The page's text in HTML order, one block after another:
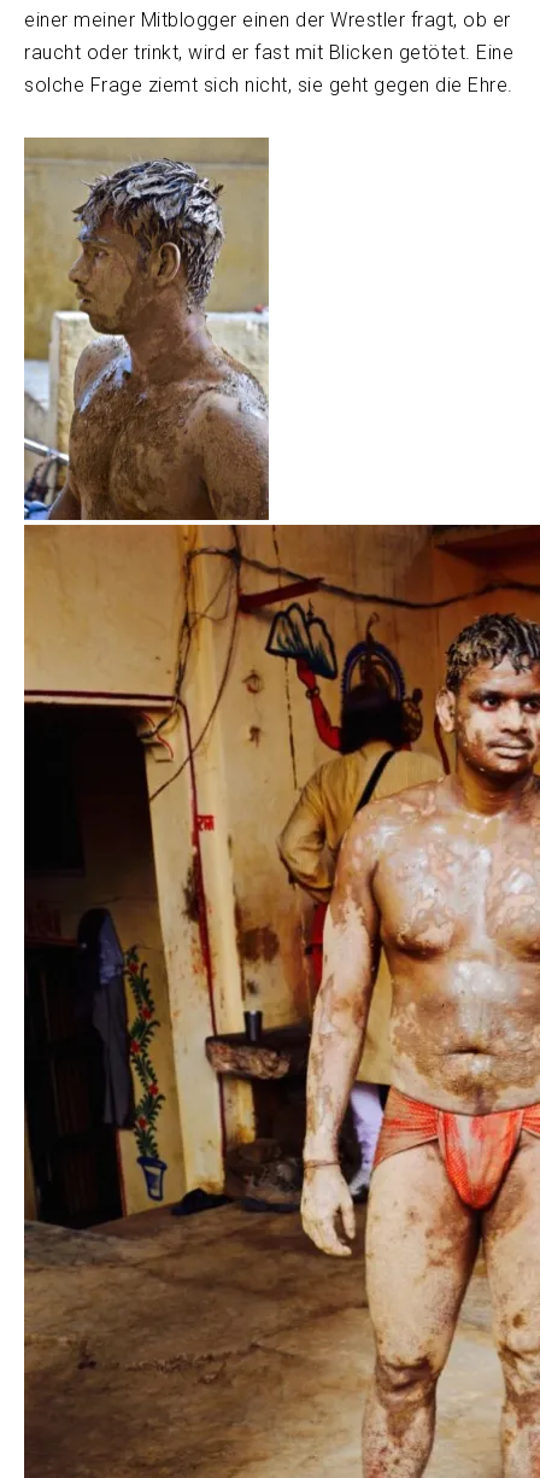
einer meiner Mitblogger einen der Wrestler fragt, ob er
raucht oder trinkt, wird er fast mit Blicken getötet. Eine
solche Frage ziemt sich nicht, sie geht gegen die Ehre.